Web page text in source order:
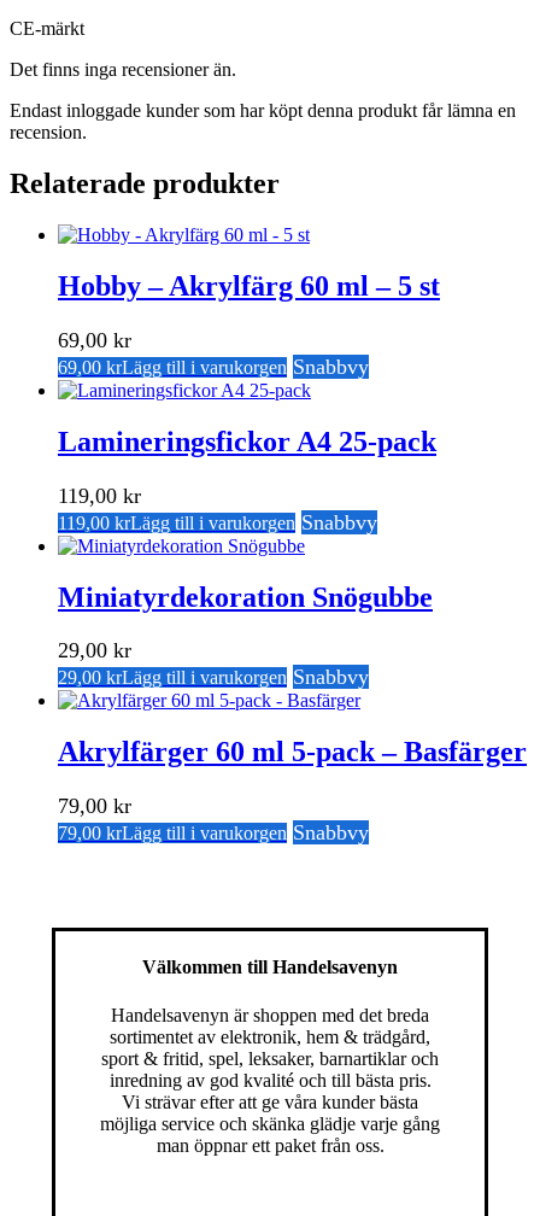
CE-märkt
Det finns inga recensioner än.
Endast inloggade kunder som har köpt denna produkt får lämna en
recension.
Relaterade produkter
Hobby – Akrylfärg 60 ml – 5 st
69,00 kr
69,00 krLägg till i varukorgen Snabbvy
Lamineringsfickor A4 25-pack
119,00 kr
119,00 krLägg till i varukorgen Snabbvy
Miniatyrdekoration Snögubbe
29,00 kr
29,00 krLägg till i varukorgen Snabbvy
Akrylfärger 60 ml 5-pack – Basfärger
79,00 kr
79,00 krLägg till i varukorgen Snabbvy
Välkommen till Handelsavenyn
Handelsavenyn är shoppen med det breda
sortimentet av elektronik, hem & trädgård,
sport & fritid, spel, leksaker, barnartiklar och
inredning av god kvalité och till bästa pris.
Vi strävar efter att ge våra kunder bästa
möjliga service och skänka glädje varje gång
man öppnar ett paket från oss.